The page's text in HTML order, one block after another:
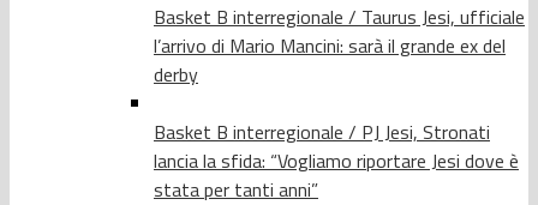
Basket B interregionale / Taurus Jesi, ufficiale
l’arrivo di Mario Mancini: sarà il grande ex del
derby
Basket B interregionale / PJ Jesi, Stronati
lancia la sfida: “Vogliamo riportare Jesi dove è
stata per tanti anni”